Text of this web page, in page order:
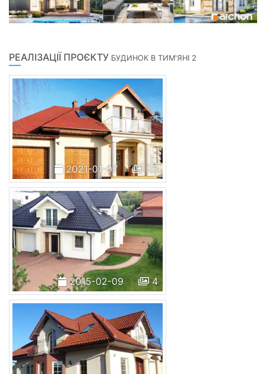
РЕАЛІЗАЦІЇ ПРОЄКТУ БУДИНОК В ТИМ'ЯНІ 2
2021-01-07 26
2015-02-09 4